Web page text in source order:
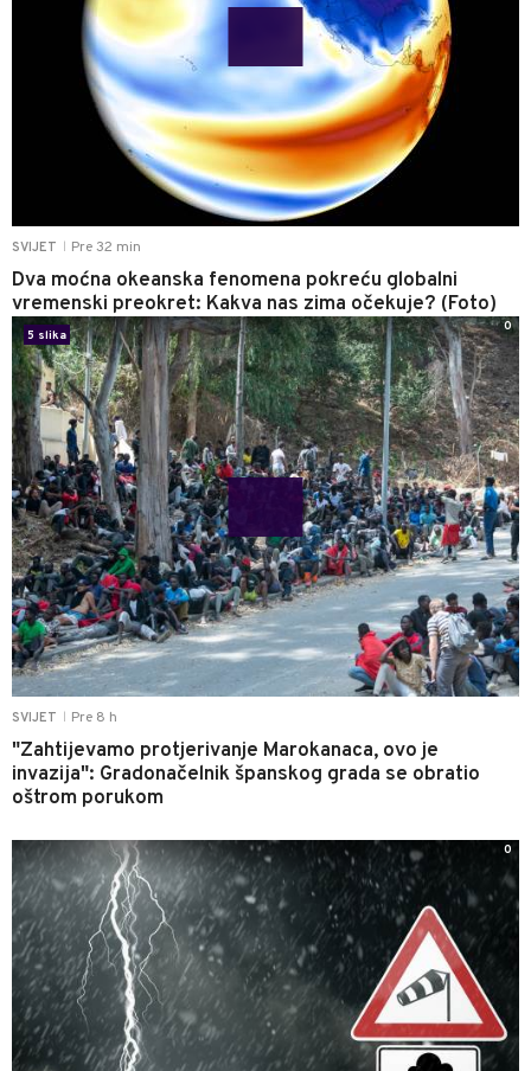
SVIJET Pre 32 min
Dva moćna okeanska fenomena pokreću globalni
vremenski preokret: Kakva nas zima očekuje? (Foto)
SVIJET Pre 8 h
"Zahtijevamo protjerivanje Marokanaca, ovo je
invazija": Gradonačelnik španskog grada se obratio
oštrom porukom
5 slika
0
0